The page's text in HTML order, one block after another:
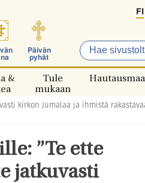
Päivän
pyhät
FI
&
Tule
mukaan
Hautausmaa
kirkon Jumalaa ja ihmistä
”Te ette
jatkuvasti